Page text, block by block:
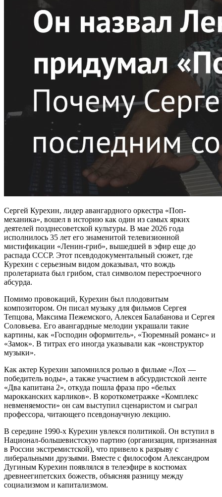
Сергей Курехин, лидер авангардного оркестра «Поп-
механика», вошел в историю как один из самых ярких
деятелей позднесоветской культуры. В мае 2026 года
исполнилось 35 лет его знаменитой телевизионной
мистификации «Ленин-гриб», вышедшей в эфир еще до
распада СССР. Этот псевдодокументальный сюжет, где
Курехин с серьезным видом доказывал, что вождь
пролетариата был грибом, стал символом перестроечного
абсурда.
Помимо провокаций, Курехин был плодовитым
композитором. Он писал музыку для фильмов Сергея
Тепцова, Максима Пежемского, Алексея Балабанова и Сергея
Соловьева. Его авангардные мелодии украшали такие
картины, как «Господин оформитель», «Тюремный романс» и
«Замок». В титрах его иногда указывали как «конструктор
музыки».
Как актер Курехин запомнился ролью в фильме «Лох —
победитель воды», а также участием в абсурдистской ленте
«Два капитана 2», откуда пошла фраза про «белых
марокканских карликов». В короткометражке «Комплекс
невменяемости» он сам выступил сценаристом и сыграл
профессора, читающего псевдонаучную лекцию.
В середине 1990-х Курехин увлекся политикой. Он вступил в
Национал-большевистскую партию (организация, признанная
в России экстремистской), что привело к разрыву с
либеральными друзьями. Вместе с философом Александром
Дугиным Курехин появлялся в телеэфире в костюмах
древнеегипетских божеств, объясняя разницу между
социализмом и капитализмом.